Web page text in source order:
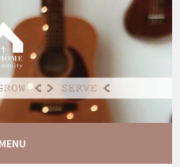
MENU